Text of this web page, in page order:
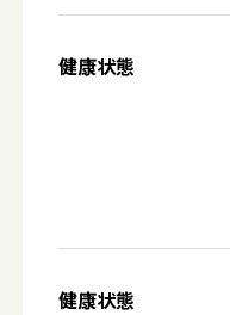
健康状態
健康状態